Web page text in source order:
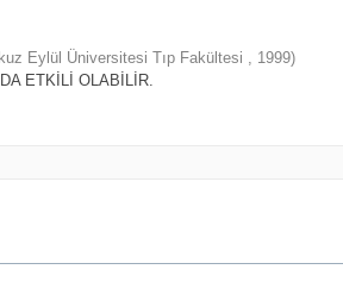
Eylül Üniversitesi Tıp Fakültesi , 1999)
ETKİLİ OLABİLİR.